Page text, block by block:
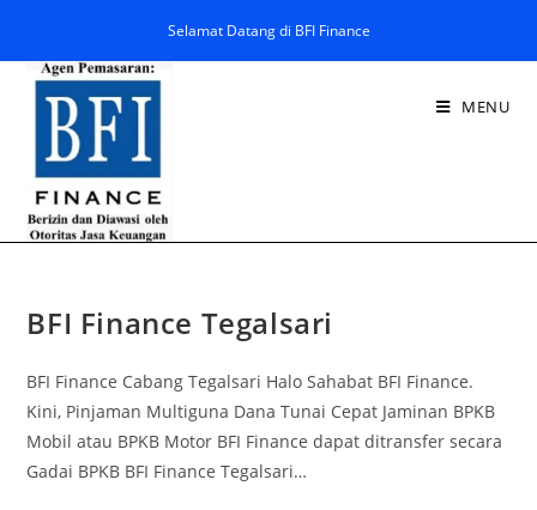
Selamat Datang di BFI Finance
MENU
BFI Finance Tegalsari
BFI Finance Cabang Tegalsari Halo Sahabat BFI Finance.
Kini, Pinjaman Multiguna Dana Tunai Cepat Jaminan BPKB
Mobil atau BPKB Motor BFI Finance dapat ditransfer secara
Gadai BPKB BFI Finance Tegalsari…